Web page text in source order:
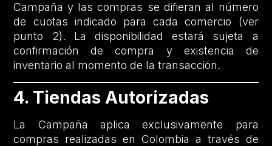
Campaña y las compras se difieran al número
de cuotas indicado para cada comercio (ver
punto 2). La disponibilidad estará sujeta a
confirmación de compra y existencia de
inventario al momento de la transacción.
4. Tiendas Autorizadas
La Campaña aplica exclusivamente para
compras realizadas en Colombia a través de